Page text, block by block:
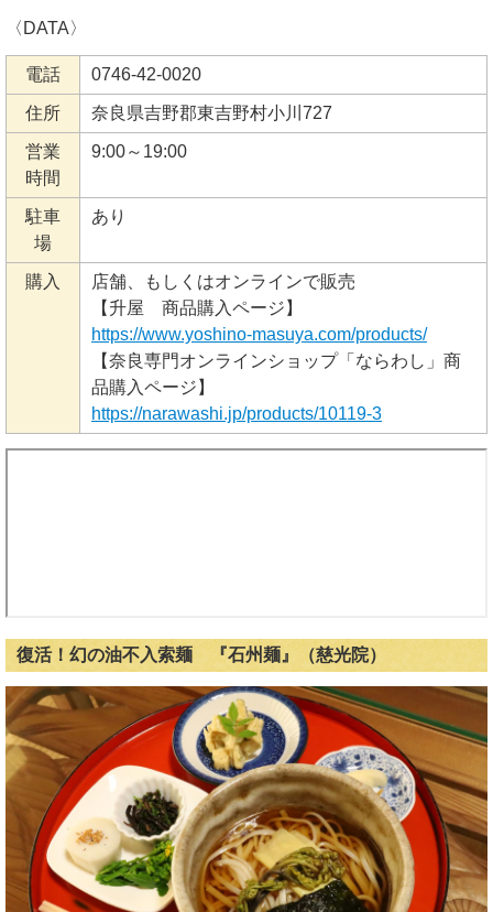
〈DATA〉
電話 0746-42-0020
住所 奈良県吉野郡東吉野村小川727
営業
時間
9:00～19:00
駐車
場
あり
購入
店舗、もしくはオンラインで販売
【升屋 商品購入ページ】
https://www.yoshino-masuya.com/products/
【奈良専門オンラインショップ「ならわし」商
品購入ページ】
https://narawashi.jp/products/10119-3
復活！幻の油不入索麺 『石州麺』（慈光院）